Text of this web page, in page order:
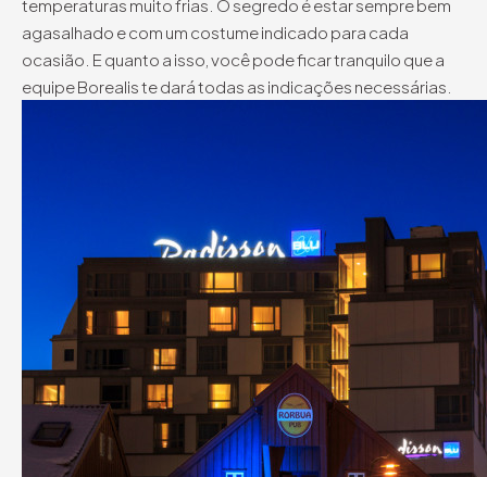
temperaturas muito frias. O segredo é estar sempre bem
agasalhado e com um costume indicado para cada
ocasião. E quanto a isso, você pode ficar tranquilo que a
equipe Borealis te dará todas as indicações necessárias.